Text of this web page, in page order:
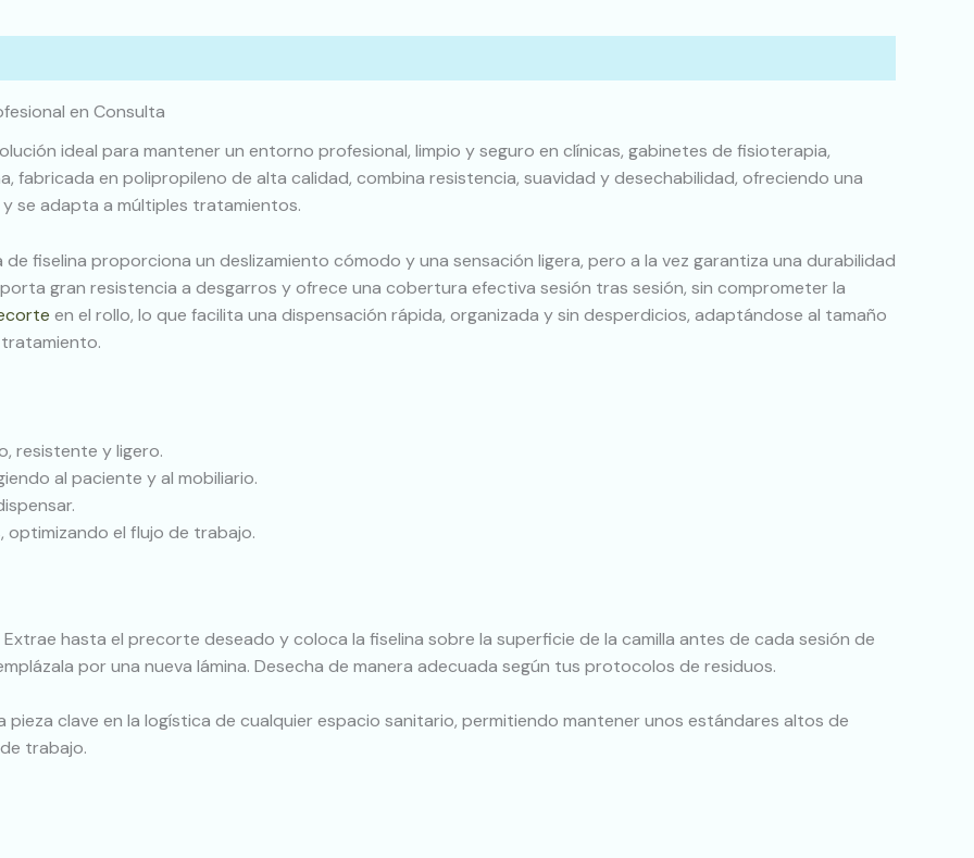
en Consulta
ideal para mantener un entorno profesional, limpio y seguro en clínicas, gabinetes de fisioterapia,
fabricada en polipropileno de alta calidad, combina resistencia, suavidad y desechabilidad, ofreciendo una
se adapta a múltiples tratamientos.
fiselina proporciona un deslizamiento cómodo y una sensación ligera, pero a la vez garantiza una durabilidad
gran resistencia a desgarros y ofrece una cobertura efectiva sesión tras sesión, sin comprometer la
en el rollo, lo que facilita una dispensación rápida, organizada y sin desperdicios, adaptándose al tamaño
resistente y ligero.
al paciente y al mobiliario.
el flujo de trabajo.
hasta el precorte deseado y coloca la fiselina sobre la superficie de la camilla antes de cada sesión de
por una nueva lámina. Desecha de manera adecuada según tus protocolos de residuos.
pieza clave en la logística de cualquier espacio sanitario, permitiendo mantener unos estándares altos de
trabajo.